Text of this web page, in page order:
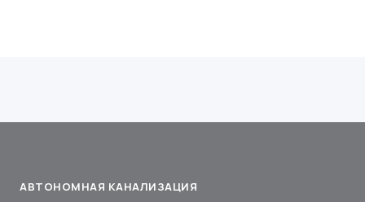
АВТОНОМНАЯ КАНАЛИЗАЦИЯ